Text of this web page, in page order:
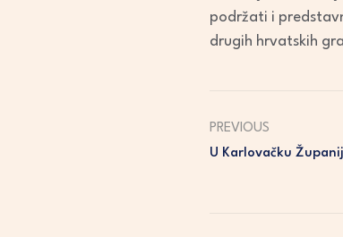
podržati i
drugih hrvatskih
PREVIOUS
U Karlovačku